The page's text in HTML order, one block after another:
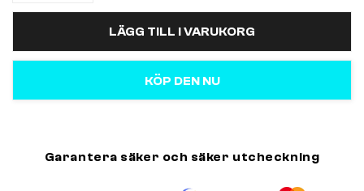
LÄGG TILL I VARUKORG
KÖP DEN NU
Garantera säker och säker utcheckning